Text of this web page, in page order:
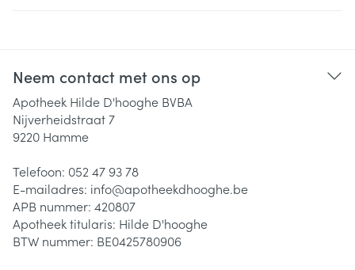
Neem contact met ons op
Apotheek Hilde D'hooghe BVBA
Nijverheidstraat 7
9220 Hamme
Telefoon: 052 47 93 78
E-mailadres: info@apotheekdhooghe.be
APB nummer: 420807
Apotheek titularis: Hilde D'hooghe
BTW nummer: BE0425780906